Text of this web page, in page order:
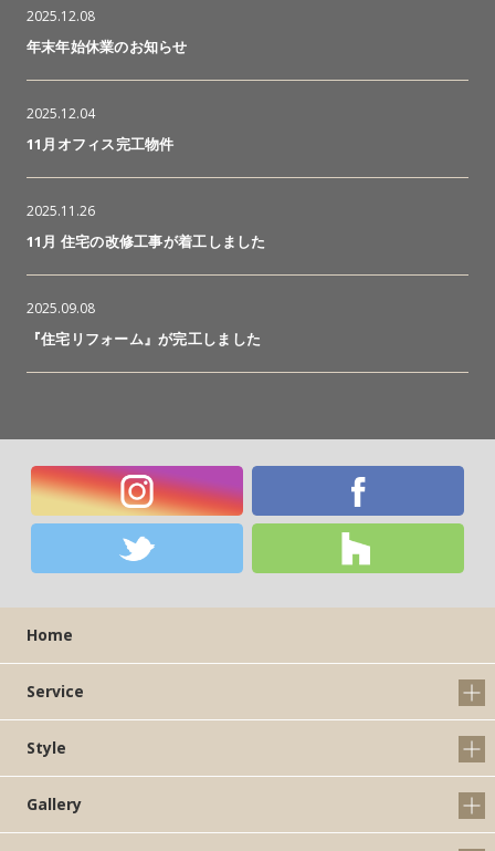
2025.12.08
年末年始休業のお知らせ
2025.12.04
11月オフィス完工物件
2025.11.26
11月 住宅の改修工事が着工しました
2025.09.08
『住宅リフォーム』が完工しました
Home
Service
Style
Gallery